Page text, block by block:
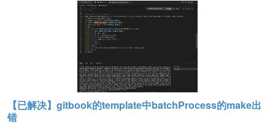
【已解决】gitbook的template中batchProcess的make出
错